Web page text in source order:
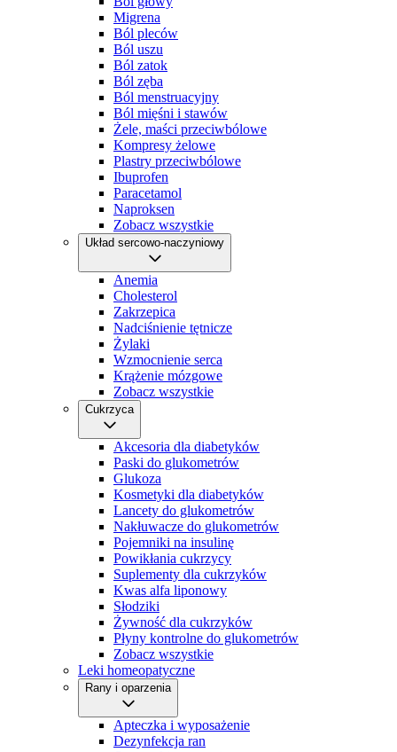
Migrena
Ból pleców
Ból uszu
Ból zatok
Ból zęba
Ból menstruacyjny
Ból mięśni i stawów
Żele, maści przeciwbólowe
Kompresy żelowe
Plastry przeciwbólowe
Ibuprofen
Paracetamol
Naproksen
Zobacz wszystkie
Układ sercowo-naczyniowy
Anemia
Cholesterol
Zakrzepica
Nadciśnienie tętnicze
Żylaki
Wzmocnienie serca
Krążenie mózgowe
Zobacz wszystkie
Cukrzyca
Akcesoria dla diabetyków
Paski do glukometrów
Glukoza
Kosmetyki dla diabetyków
Lancety do glukometrów
Nakłuwacze do glukometrów
Pojemniki na insulinę
Powikłania cukrzycy
Suplementy dla cukrzyków
Kwas alfa liponowy
Słodziki
Żywność dla cukrzyków
Płyny kontrolne do glukometrów
Zobacz wszystkie
Leki homeopatyczne
Rany i oparzenia
Apteczka i wyposażenie
Dezynfekcja ran